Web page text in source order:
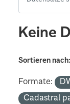
Keine
Sortieren nach
Formate:
Cadastral